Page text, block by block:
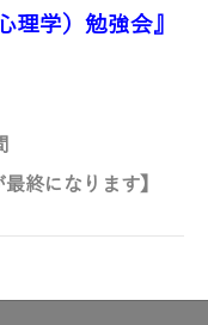
理学）勉強会』
終になります】